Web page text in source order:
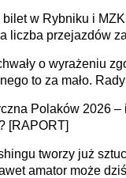
w Rybniku i
liczba przejazdów
o wyrażeniu
to za mało.
Polaków 2026 –
[RAPORT]
tworzy już
amator może